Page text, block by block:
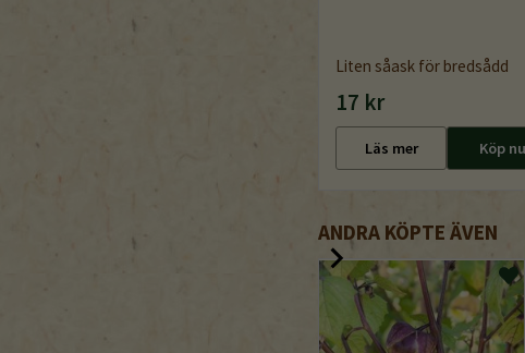
Liten såask för bredsådd
17 kr
Läs mer Köp nu
ANDRA KÖPTE ÄVEN